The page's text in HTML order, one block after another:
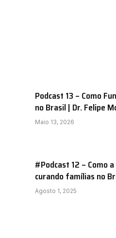
Podcast 13 – Como
no Brasil | Dr. Felipe
Maio 13, 2026
#Podcast 12 – Como
curando famílias no
Agosto 1, 2025